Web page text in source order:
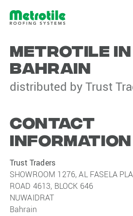
METROTILE IN
BAHRAIN
distributed by Trust
CONTACT
INFORMATION
Trust Traders
SHOWROOM 1276, AL FASELA
ROAD 4613, BLOCK 646
NUWAIDRAT
Bahrain